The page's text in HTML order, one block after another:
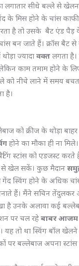
सीधे बल्ले से खेलना
के मिस होने के चांस
है तो उसके बैट एंड पैड़
बन जाते हैं। क्रॉस बैट
ज्यादावक्तलगता
काम तमाम होने के
को नीचे लाने में समय
है।
को क्रीज के थोड़ा बाहर
होने का मौका ही ना
स्टांस को एडजस्ट करते
से खेल सकें। कुछ मैदान
स्विंग होने के अधिक
हैं। मैंने सचिन
है उनके अलावा कई
पर चल रहे बाबर आजम
यह तो था स्विंग बॉल
पर बल्लेबाज अपना स्टांस